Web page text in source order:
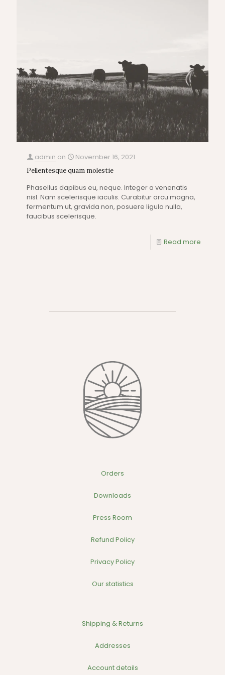
admin on November 16, 2021
Pellentesque quam molestie
Phasellus dapibus eu, neque. Integer a venenatis
nisl. Nam scelerisque iaculis. Curabitur arcu magna,
fermentum ut, gravida non, posuere ligula nulla,
faucibus scelerisque.
Read more
Orders
Downloads
Press Room
Refund Policy
Privacy Policy
Our statistics
Shipping & Returns
Addresses
Account details